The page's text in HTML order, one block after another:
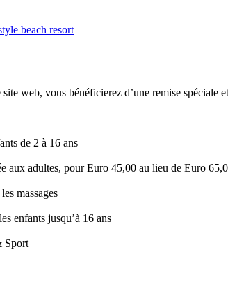
beach resort
web, vous bénéficierez d’une remise spéciale
de 2 à 16 ans
aux adultes, pour Euro 45,00 au lieu de Euro
massages
enfants jusqu’à 16 ans
Sport